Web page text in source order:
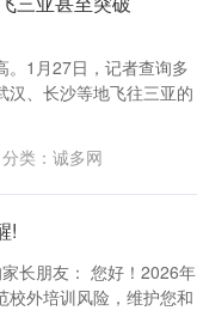
。1月27日，记者查询多
汉、长沙等地飞往三亚的
分类： 诚多网
!
长朋友： 您好！2026年
校外培训风险，维护您和